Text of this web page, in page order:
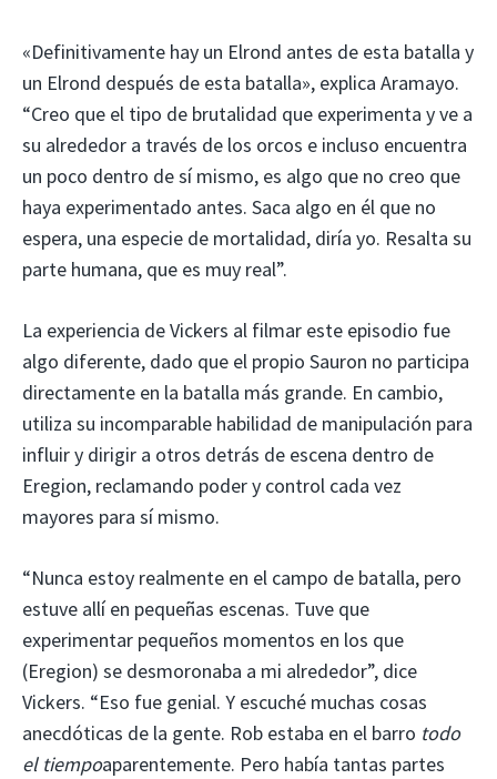
«Definitivamente hay un Elrond antes de esta batalla y
un Elrond después de esta batalla», explica Aramayo.
“Creo que el tipo de brutalidad que experimenta y ve a
su alrededor a través de los orcos e incluso encuentra
un poco dentro de sí mismo, es algo que no creo que
haya experimentado antes. Saca algo en él que no
espera, una especie de mortalidad, diría yo. Resalta su
parte humana, que es muy real”.
La experiencia de Vickers al filmar este episodio fue
algo diferente, dado que el propio Sauron no participa
directamente en la batalla más grande. En cambio,
utiliza su incomparable habilidad de manipulación para
influir y dirigir a otros detrás de escena dentro de
Eregion, reclamando poder y control cada vez
mayores para sí mismo.
“Nunca estoy realmente en el campo de batalla, pero
estuve allí en pequeñas escenas. Tuve que
experimentar pequeños momentos en los que
(Eregion) se desmoronaba a mi alrededor”, dice
Vickers. “Eso fue genial. Y escuché muchas cosas
anecdóticas de la gente. Rob estaba en el barro todo
el tiempoaparentemente. Pero había tantas partes